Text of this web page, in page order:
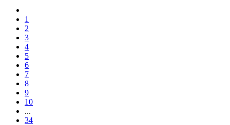
1
2
3
4
5
6
7
8
9
10
...
34